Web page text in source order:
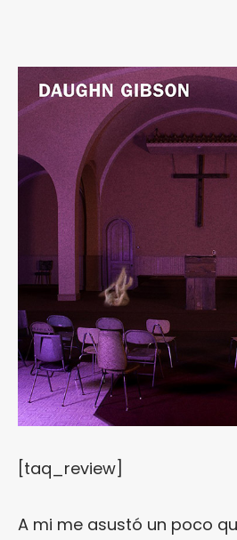
[taq_review]
A mi me asustó un poco